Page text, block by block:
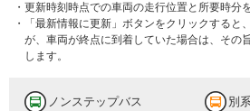
・更新時刻時点での車両の走行位置と所要時分
・「最新情報に更新」ボタンをクリックすると
が、車両が終点に到着していた場合は、その
します。
ノンステップバス 別